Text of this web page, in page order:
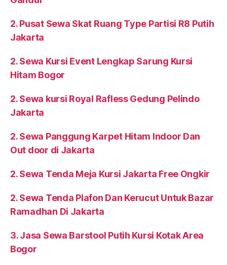
2. Pusat Sewa Skat Ruang Type Partisi R8 Putih
Jakarta
2. Sewa Kursi Event Lengkap Sarung Kursi
Hitam Bogor
2. Sewa kursi Royal Rafless Gedung Pelindo
Jakarta
2. Sewa Panggung Karpet Hitam Indoor Dan
Out door di Jakarta
2. Sewa Tenda Meja Kursi Jakarta Free Ongkir
2. Sewa Tenda Plafon Dan Kerucut Untuk Bazar
Ramadhan Di Jakarta
3. Jasa Sewa Barstool Putih Kursi Kotak Area
Bogor